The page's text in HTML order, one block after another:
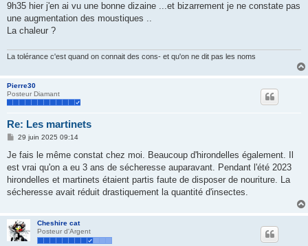
9h35 hier j'en ai vu une bonne dizaine ...et bizarrement je ne constate pas
une augmentation des moustiques ..
La chaleur ?
La tolérance c'est quand on connait des cons- et qu'on ne dit pas les noms
Pierre30
Posteur Diamant
Re: Les martinets
M
s
a
g
29 juin 2025 09:14
Je fais le même constat chez moi. Beaucoup d'hirondelles également. Il
est vrai qu'on a eu 3 ans de sécheresse auparavant. Pendant l'été 2023
hirondelles et martinets étaient partis faute de disposer de nouriture. La
sécheresse avait réduit drastiquement la quantité d'insectes.
Cheshire cat
Posteur d'Argent